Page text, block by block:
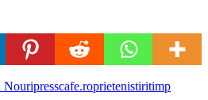
Nouripresscafe.roprietenistiritimp